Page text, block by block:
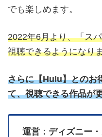
でも楽しめます。
2022年6月より、「ス
視聴できるようになり
さらに【Hulu】とのお
て、視聴できる作品が
運営：ディズニー